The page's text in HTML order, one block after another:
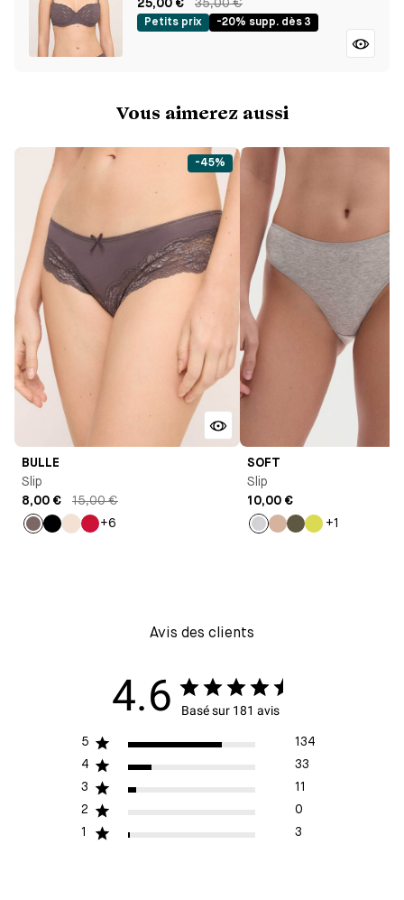
25,00 € 35,00 €
Petits prix -20% supp. dès 3
Vous aimerez aussi
-45%
BULLE
Slip
8,00 €
15,00 €
+6
SOFT
Slip
10,00 €
+1
Avis des clients
4.6 Basé sur 181 avis
5
134
4
33
3
11
2
0
1
3